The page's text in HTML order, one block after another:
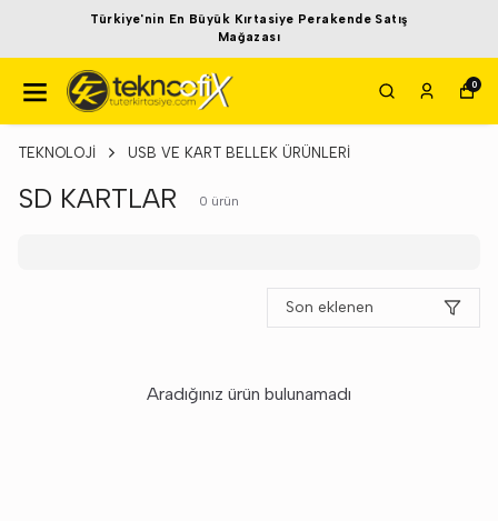
Türkiye'nin En Büyük Kırtasiye Perakende Satış
Mağazası
0
TEKNOLOJİ USB VE KART BELLEK ÜRÜNLERİ
SD KARTLAR 0 ürün
Son eklenen
Aradığınız ürün bulunamadı